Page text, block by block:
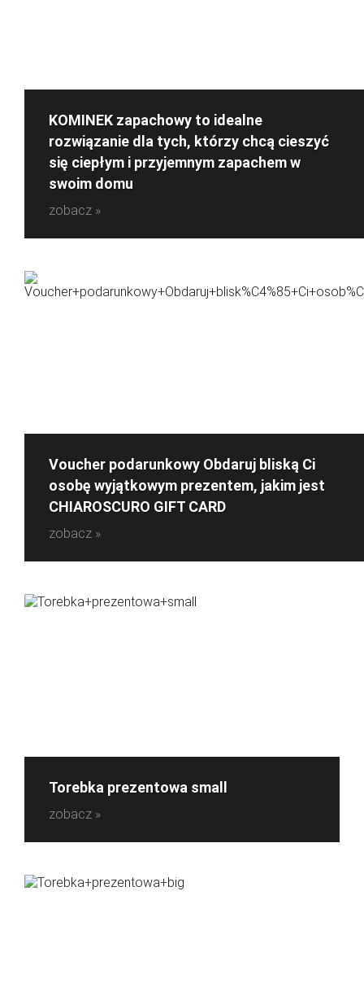
KOMINEK zapachowy to idealne
rozwiązanie dla tych, którzy chcą cieszyć
się ciepłym i przyjemnym zapachem w
swoim domu
zobacz »
Voucher podarunkowy Obdaruj bliską Ci
osobę wyjątkowym prezentem, jakim jest
CHIAROSCURO GIFT CARD
zobacz »
Torebka prezentowa small
zobacz »